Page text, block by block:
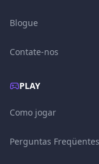
Blogue
Contate-nos
PLAY
Como jogar
Perguntas Freqüentes